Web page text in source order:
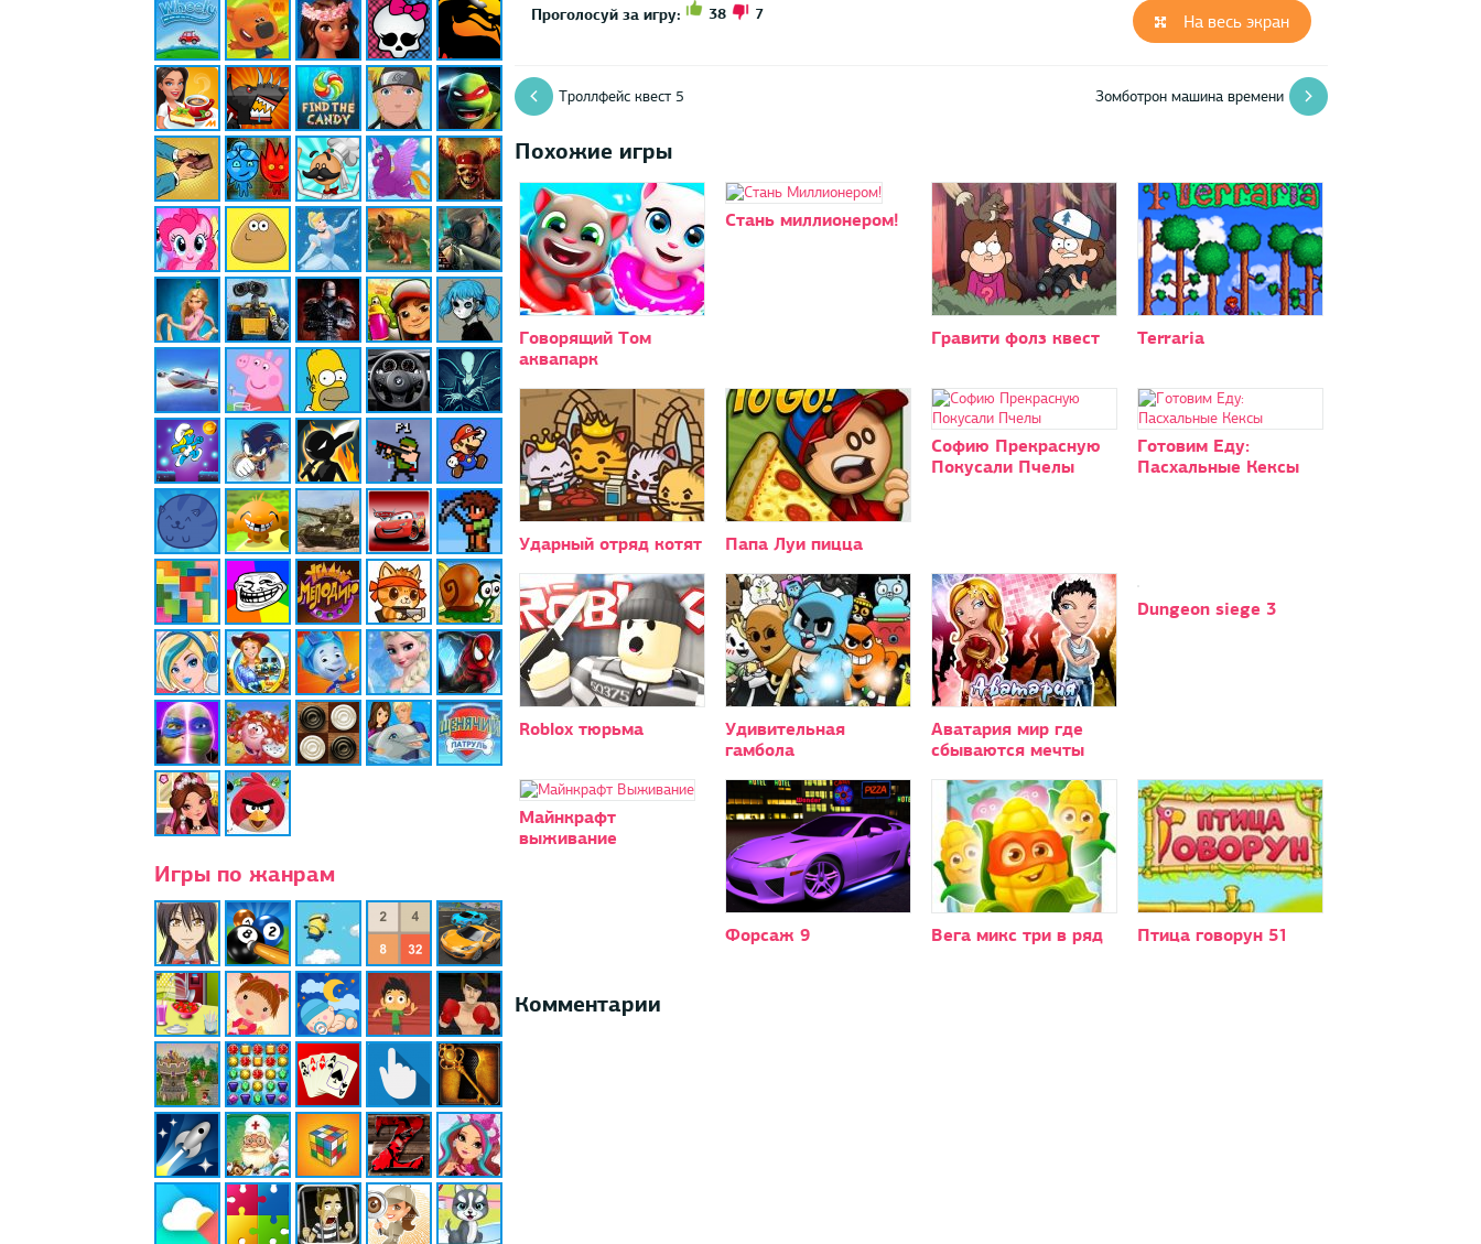
Игры по жанрам
На весь экран
Проголосуй за игру: 38 7
Троллфейс квест 5 Зомботрон машина времени
Похожие игры
Говорящий Том
аквапарк
Стань миллионером!
Гравити фолз квест Terraria
Ударный отряд котят Папа Луи пицца
Софию Прекрасную
Покусали Пчелы
Готовим Еду:
Пасхальные Кексы
Roblox тюрьма
Удивительная
гамбола
Аватария мир где
сбываются мечты
Dungeon siege 3
Майнкрафт
выживание
Форсаж 9 Вега микс три в ряд Птица говорун 51
Комментарии